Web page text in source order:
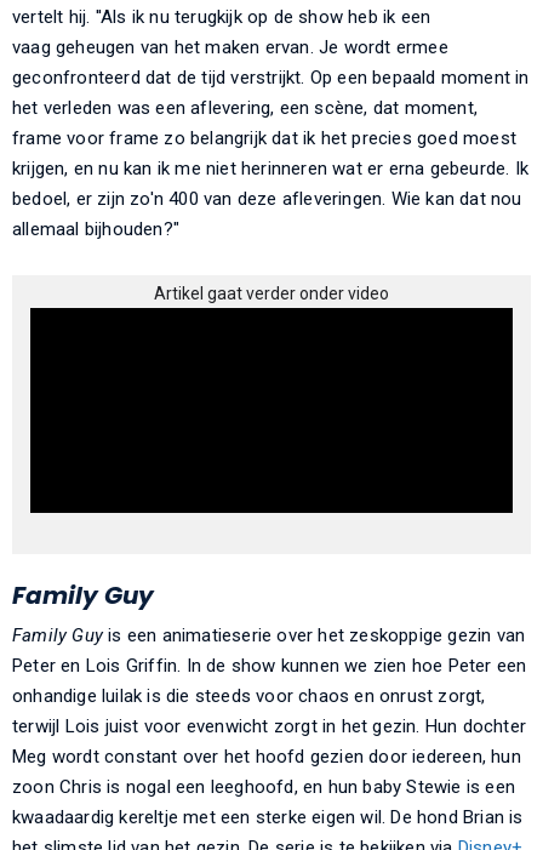
vertelt hij. ''Als ik nu terugkijk op de show heb ik een
vaag geheugen van het maken ervan. Je wordt ermee
geconfronteerd dat de tijd verstrijkt. Op een bepaald moment in
het verleden was een aflevering, een scène, dat moment,
frame voor frame zo belangrijk dat ik het precies goed moest
krijgen, en nu kan ik me niet herinneren wat er erna gebeurde. Ik
bedoel, er zijn zo'n 400 van deze afleveringen. Wie kan dat nou
allemaal bijhouden?"
Artikel gaat verder onder video
Family Guy
Family Guyis een animatieserie over het zeskoppige gezin van
Peter en Lois Griffin. In de show kunnen we zien hoe Peter een
onhandige luilak is die steeds voor chaos en onrust zorgt,
terwijl Lois juist voor evenwicht zorgt in het gezin. Hun dochter
Meg wordt constant over het hoofd gezien door iedereen, hun
zoon Chris is nogal een leeghoofd, en hun baby Stewie is een
kwaadaardig kereltje met een sterke eigen wil. De hond Brian is